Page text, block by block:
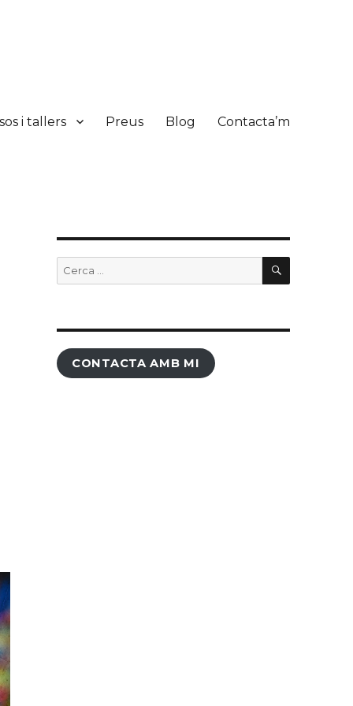
i tallers Preus Blog Contacta’m
Cerca: CERCA
CONTACTA AMB MI